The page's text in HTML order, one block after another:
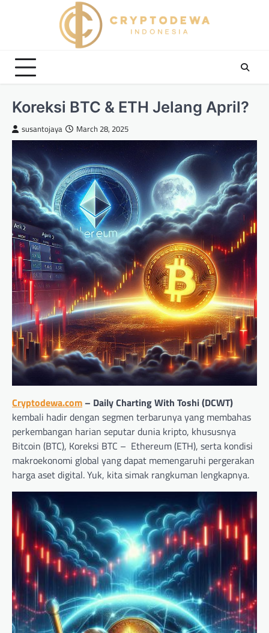
Koreksi BTC & ETH Jelang April?
susantojaya March 28, 2025
Cryptodewa.com – Daily Charting With Toshi (DCWT)
kembali hadir dengan segmen terbarunya yang membahas
perkembangan harian seputar dunia kripto, khususnya
Bitcoin (BTC), Koreksi BTC – Ethereum (ETH), serta kondisi
makroekonomi global yang dapat memengaruhi pergerakan
harga aset digital. Yuk, kita simak rangkuman lengkapnya.